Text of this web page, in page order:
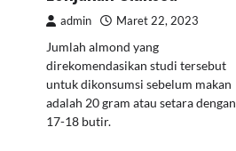
admin Maret 22, 2023
Jumlah almond yang
direkomendasikan studi tersebut
untuk dikonsumsi sebelum makan
adalah 20 gram atau setara dengan
17-18 butir.